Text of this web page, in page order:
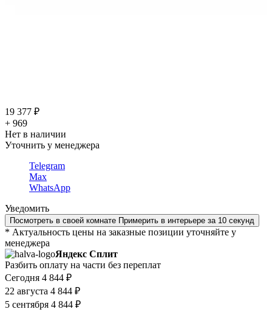
19 377 ₽
+ 969
Нет в наличии
Уточнить у менеджера
Telegram
Max
WhatsApp
Уведомить
Посмотреть в своей комнате Примерить в интерьере за 10 секунд
* Актуальность цены на заказные позиции уточняйте у
менеджера
Яндекс Сплит
Разбить оплату на части без переплат
Сегодня 4 844 ₽
22 августа 4 844 ₽
5 сентября 4 844 ₽